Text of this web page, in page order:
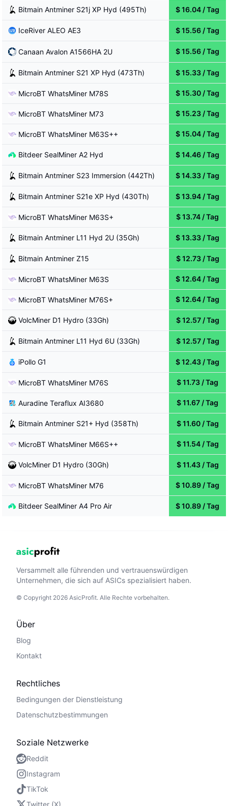
Bitmain Antminer S21j XP Hyd (495Th) $16.04 /Tag
IceRiver ALEO AE3 $15.56 /Tag
Canaan Avalon A1566HA 2U $15.56 /Tag
Bitmain Antminer S21 XP Hyd (473Th) $15.33 /Tag
MicroBT WhatsMiner M78S $15.30 /Tag
MicroBT WhatsMiner M73 $15.23 /Tag
MicroBT WhatsMiner M63S++ $15.04 /Tag
Bitdeer SealMiner A2 Hyd $14.46 /Tag
Bitmain Antminer S23 Immersion (442Th) $14.33 /Tag
Bitmain Antminer S21e XP Hyd (430Th) $13.94 /Tag
MicroBT WhatsMiner M63S+ $13.74 /Tag
Bitmain Antminer L11 Hyd 2U (35Gh) $13.33 /Tag
Bitmain Antminer Z15 $12.73/Tag
MicroBT WhatsMiner M63S $12.64 /Tag
MicroBT WhatsMiner M76S+ $12.64 /Tag
VolcMiner D1 Hydro (33Gh) $12.57/Tag
Bitmain Antminer L11 Hyd 6U (33Gh) $12.57/Tag
iPollo G1 $12.43 /Tag
MicroBT WhatsMiner M76S $11.73 /Tag
Auradine Teraflux AI3680 $11.67 /Tag
Bitmain Antminer S21+ Hyd (358Th) $11.60/Tag
MicroBT WhatsMiner M66S++ $11.54/Tag
VolcMiner D1 Hydro (30Gh) $11.43/Tag
MicroBT WhatsMiner M76 $10.89 /Tag
Bitdeer SealMiner A4 Pro Air $10.89 /Tag
Versammelt alle führenden und vertrauenswürdigen
Unternehmen, die sich auf ASICs spezialisiert haben.
© Copyright 2026 AsicProfit. Alle Rechte vorbehalten.
Über
Blog
Kontakt
Rechtliches
Bedingungen der Dienstleistung
Datenschutzbestimmungen
Soziale Netzwerke
Reddit
Instagram
TikTok